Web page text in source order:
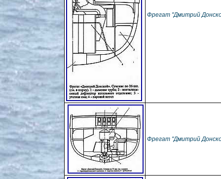
Фрегат "Дмитрий
Фрегат "Дмитрий